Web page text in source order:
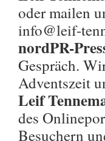
oder mailen
info@leif-
nordPR-
Gespräch.
Adventszeit
Leif
des
Besuchern